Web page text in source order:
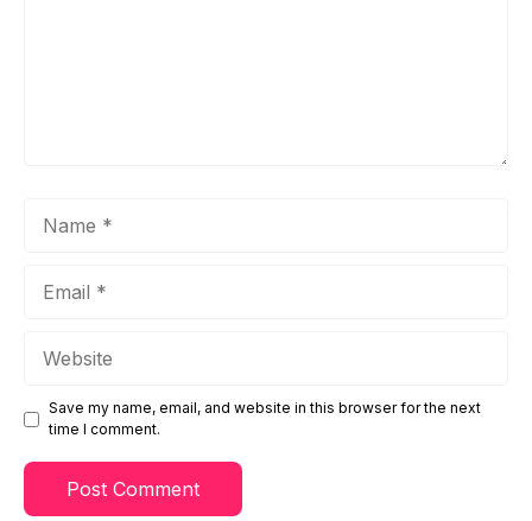
Save my name, email, and website in this browser for the next
time I comment.